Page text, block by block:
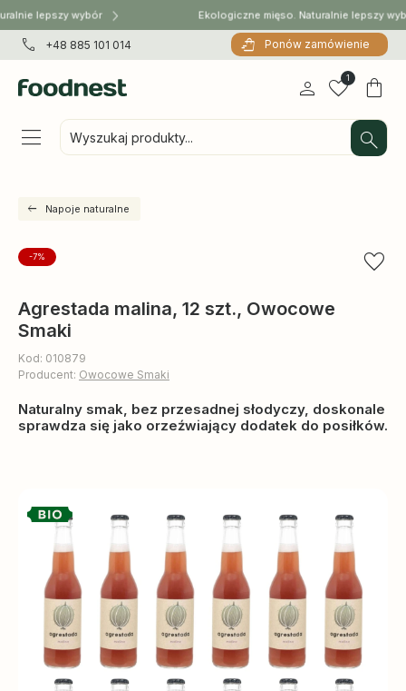
lepszy wybór Ekologiczne mięso. Naturalnie lepszy
+48 885 101 014 Ponów zamówienie
Wyszukaj produkty...
1
Napoje naturalne
-7%
Agrestada malina, 12 szt., Owocowe
Smaki
Kod: 010879
Producent: Owocowe Smaki
Naturalny smak, bez przesadnej słodyczy, doskonale
sprawdza się jako orzeźwiający dodatek do posiłków.